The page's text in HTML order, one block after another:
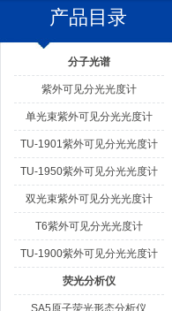
产品目录
分子光谱
紫外可见分光光度计
单光束紫外可见分光光度计
TU-1901紫外可见分光光度计
TU-1950紫外可见分光光度计
双光束紫外可见分光光度计
T6紫外可见分光光度计
TU-1900紫外可见分光光度计
荧光分析仪
SA5原子荧光形态分析仪